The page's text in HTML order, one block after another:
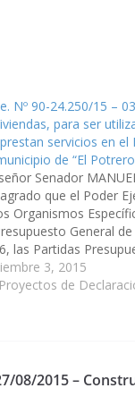
Nº 90-24.250/15 –
para ser
servicios en el
de “El
Senador
que el Poder
Organismos
General
las Partidas
proceda a la
por…
3, 2015
de
08/2015 –